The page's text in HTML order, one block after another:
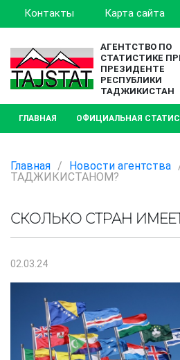
Контакты Карта сайта
АГЕНТСТВО ПО
СТАТИСТИКЕ
ПРЕЗИДЕНТЕ
РЕСПУБЛИКИ
ТАДЖИКИСТАН
ГЛАВНАЯ ОФИЦИАЛЬНАЯ
Главная / Новости агентства
ТАДЖИКИСТАНОМ?
СКОЛЬКО СТРАН
02.03.24